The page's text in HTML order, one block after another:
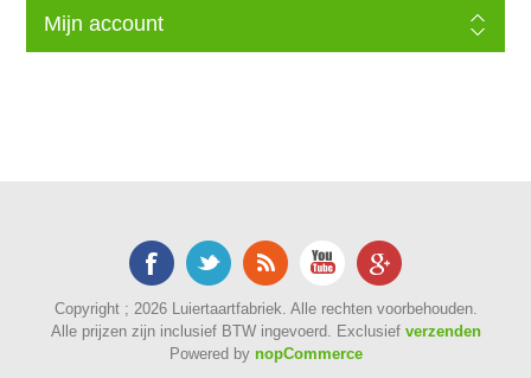
Mijn account
Copyright ; 2026 Luiertaartfabriek. Alle rechten voorbehouden.
Alle prijzen zijn inclusief BTW ingevoerd. Exclusief verzenden
Powered by nopCommerce